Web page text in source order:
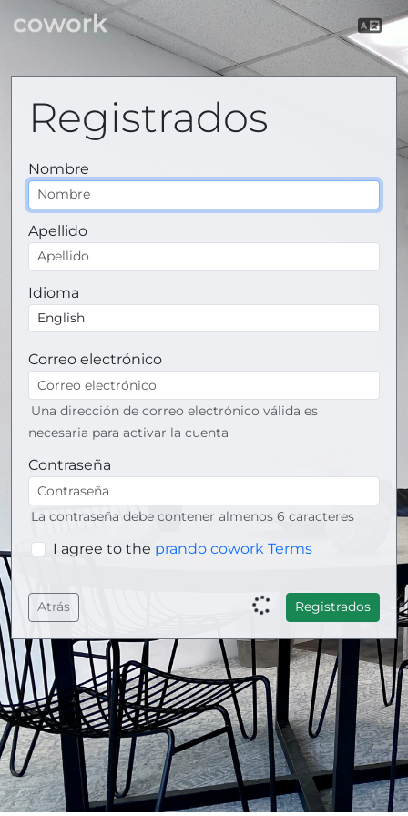
Registrados
Nombre
Apellido
Idioma
Correo electrónico
Una dirección de correo electrónico válida es
necesaria para activar la cuenta
Contraseña
La contraseña debe contener almenos 6 caracteres
I agree to the prando cowork Terms
Atrás Registrados